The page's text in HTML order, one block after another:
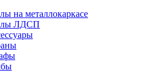
на металлокаркасе
ЛДСП